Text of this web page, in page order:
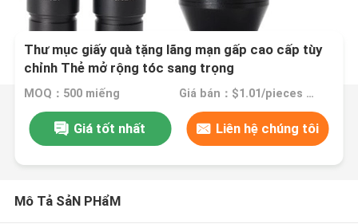
Thư mục giấy quà tặng lãng mạn gấp cao cấp tùy
chỉnh Thẻ mở rộng tóc sang trọng
MOQ：500 miếng Giá bán：$1.01/pieces 500-999 pieces
Giá tốt nhất Liên hệ chúng tôi
Mô Tả SảN PHẩM